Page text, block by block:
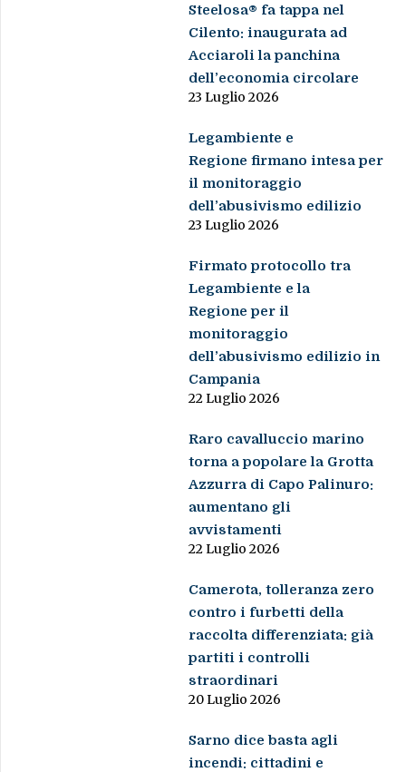
Steelosa® fa tappa nel
Cilento: inaugurata ad
Acciaroli la panchina
dell’economia circolare
23 Luglio 2026
Legambiente e
Regione firmano intesa per
il monitoraggio
dell’abusivismo edilizio
23 Luglio 2026
Firmato protocollo tra
Legambiente e la
Regione per il
monitoraggio
dell’abusivismo edilizio in
Campania
22 Luglio 2026
Raro cavalluccio marino
torna a popolare la Grotta
Azzurra di Capo Palinuro:
aumentano gli
avvistamenti
22 Luglio 2026
Camerota, tolleranza zero
contro i furbetti della
raccolta differenziata: già
partiti i controlli
straordinari
20 Luglio 2026
Sarno dice basta agli
incendi: cittadini e